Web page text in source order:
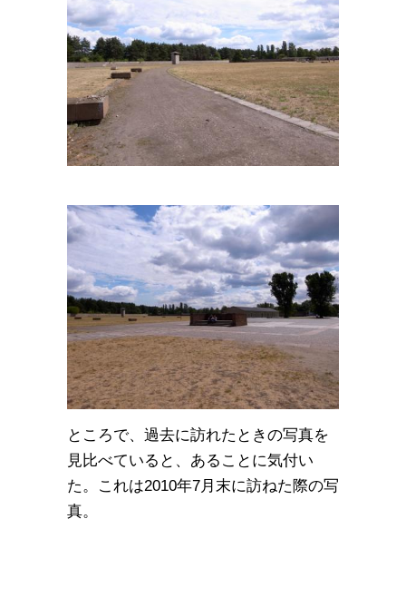
ところで、過去に訪れたときの写真を
見比べていると、あることに気付い
た。これは2010年7月末に訪ねた際の写
真。